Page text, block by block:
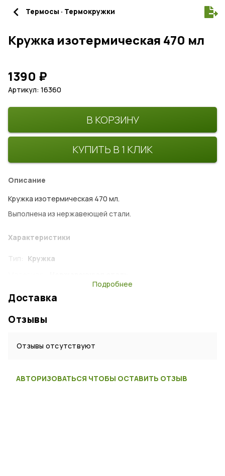
navigate_before Термосы · Термокружки
1390 ₽
Кружка изотермическая 470 мл
Артикул: 16360
В КОРЗИНУ
КУПИТЬ В 1 КЛИК
Описание
Кружка изотермическая 470 мл.
Выполнена из нержавеющей стали.
Характеристики
Тип: Кружка
Подробнее
Доставка
Отзывы
Отзывы отсутствуют
АВТОРИЗОВАТЬСЯ ЧТОБЫ ОСТАВИТЬ ОТЗЫВ